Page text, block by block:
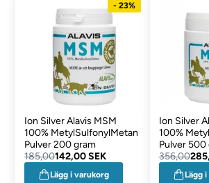
- 23%
Ion Silver Alavis MSM
100% MetylSulfonylMetan
Pulver 200 gram
185,00142,00 SEK
Lägg i varukorg
Ion Silver
100%
Pulver 500
356,00
Lägg